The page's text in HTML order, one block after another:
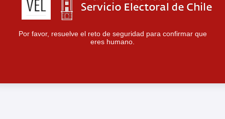
Por favor, resuelve el reto de seguridad para confirmar que
eres humano.